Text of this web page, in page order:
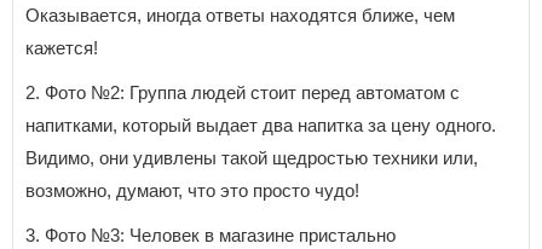
Оказывается, иногда ответы находятся ближе, чем
кажется!
2. Фото №2: Группа людей стоит перед автоматом с
напитками, который выдает два напитка за цену одного.
Видимо, они удивлены такой щедростью техники или,
возможно, думают, что это просто чудо!
3. Фото №3: Человек в магазине пристально